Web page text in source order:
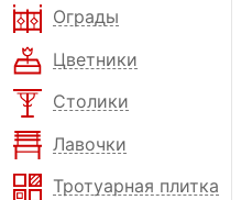
Ограды
Цветники
Столики
Лавочки
Тротуарная плитка